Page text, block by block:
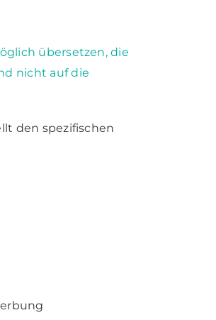
übersetzen,die
nicht auf die
den spezifischen